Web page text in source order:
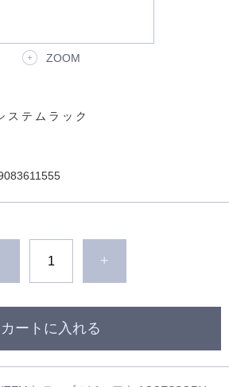
ZOOM
ステムラック
+
カートに入れる